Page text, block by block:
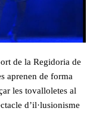
de la Regidoria de
aprenen de forma
les tovalloletes al
d’il·lusionisme